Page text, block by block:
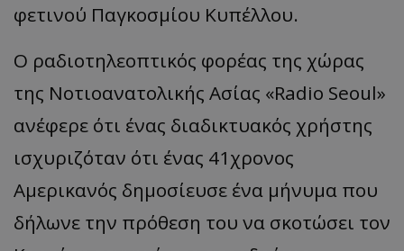
φετινού Παγκοσμίου Κυπέλλου.
Ο ραδιοτηλεοπτικός φορέας της χώρας
της Νοτιοανατολικής Ασίας «Radio Seoul»
ανέφερε ότι ένας διαδικτυακός χρήστης
ισχυριζόταν ότι ένας 41χρονος
Αμερικανός δημοσίευσε ένα μήνυμα που
δήλωνε την πρόθεση του να σκοτώσει τον